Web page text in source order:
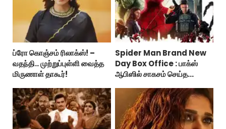
ப்ரோ கொஞ்சம் ரிலாக்ஸ்! –
வதந்தி.. முற்றுப்புள்ளி வைத்த
மிருணாள் தாகூர்!
Spider Man Brand New
Day Box Office : பாக்ஸ்
ஆபிஸில் சாகசம் செய்த